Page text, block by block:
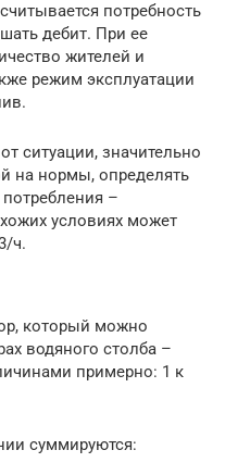
потребность
дебит. При ее
жителей и
режим эксплуатации
ситуации, значительно
на нормы, определять
–
условиях может
ч.
который можно
водяного столба –
примерно: 1 к
суммируются: